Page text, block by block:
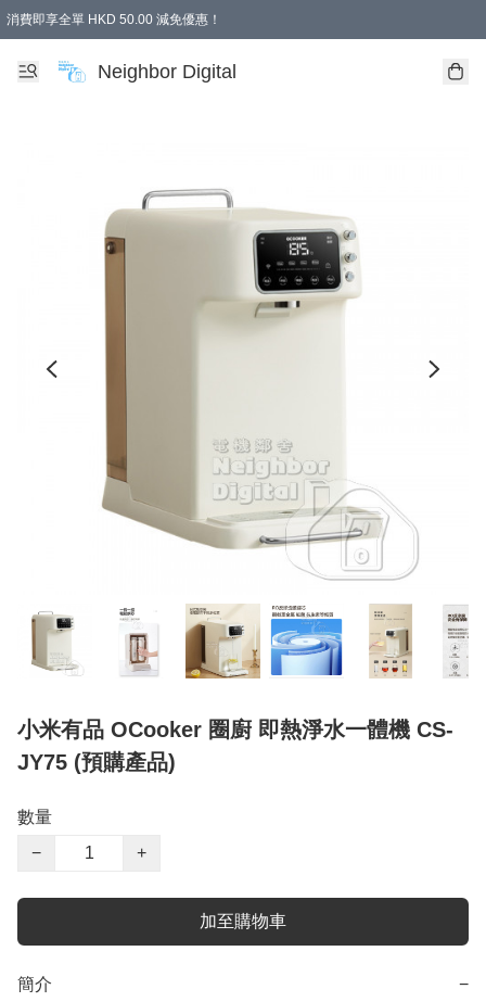
消費即享全單 HKD 50.00 減免優惠！
Neighbor Digital
小米有品 OCooker 圈廚 即熱淨水一體機 CS-
JY75 (預購產品)
數量
−
+
加至購物車
簡介 −